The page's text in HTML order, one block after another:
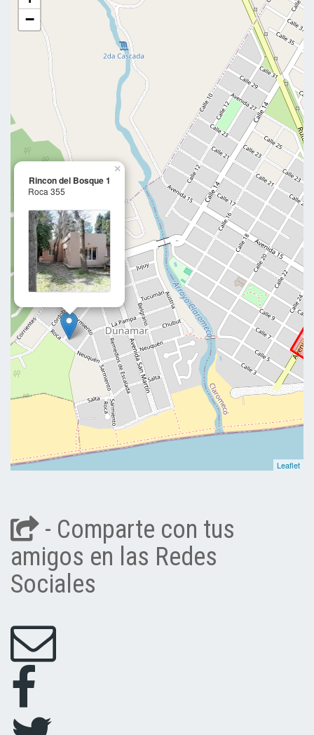
Rincon del Bosque 1
Roca 355
×
−
Leaflet
- Comparte con tus
amigos en las Redes
Sociales